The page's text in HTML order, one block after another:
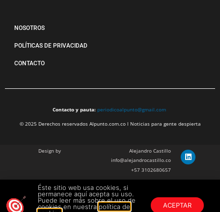
NOSOTROS
POLÍTICAS DE PRIVACIDAD
CONTACTO
Contacto y pauta: periodicoalpunto@gmail.com
© 2025 Derechos reservados Alpunto.com.co l Noticias para gente despierta
Design by
Alejandro Castillo
info@alejandrocastillo.co
+57 3102680657
Julian Barragan Verano
julbarg@gmail.com
+57 312 308 9218
Éste sitio web usa cookies, si
permanece aquí acepta su uso.
Puede leer más sobre el uso de
cookies en nuestra política de
ACEPTAR